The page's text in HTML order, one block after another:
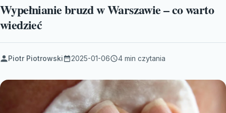
Wypełnianie bruzd w Warszawie – co warto
wiedzieć
Piotr Piotrowski 2025-01-06 4 min czytania